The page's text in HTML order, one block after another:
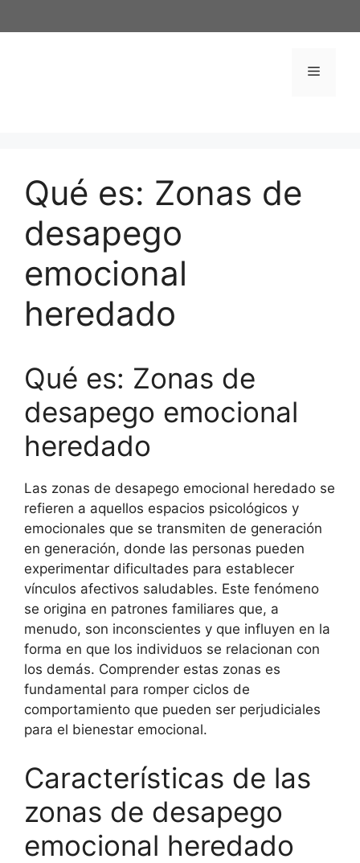
al
Menú
Qué es: Zonas de
desapego
emocional
heredado
Qué es: Zonas de
desapego emocional
heredado
Las zonas de desapego emocional heredado se
refieren a aquellos espacios psicológicos y
emocionales que se transmiten de generación
en generación, donde las personas pueden
experimentar dificultades para establecer
vínculos afectivos saludables. Este fenómeno
se origina en patrones familiares que, a
menudo, son inconscientes y que influyen en la
forma en que los individuos se relacionan con
los demás. Comprender estas zonas es
fundamental para romper ciclos de
comportamiento que pueden ser perjudiciales
para el bienestar emocional.
Características de las
zonas de desapego
emocional heredado